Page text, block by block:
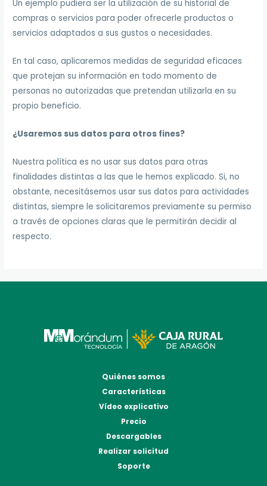
Un ejemplo pudiera ser la utilización de su historial de
compras o servicios para poder ofrecerle productos o
servicios adaptados a sus gustos o necesidades.
En tal caso, aplicaremos medidas de seguridad eficaces
que protejan su información en todo momento de
personas no autorizadas que pretendan utilizarla en su
propio beneficio.
¿Usaremos sus datos para otros fines?
Nuestra política es no usar sus datos para otras
finalidades distintas a las que le hemos explicado. Si, no
obstante, necesitásemos usar sus datos para actividades
distintas, siempre le solicitaremos previamente su permiso
a través de opciones claras que le permitirán decidir al
respecto.
Quiénes somos
Características
Vídeo explicativo
Precio
Descargables
Realizar solicitud
Soporte